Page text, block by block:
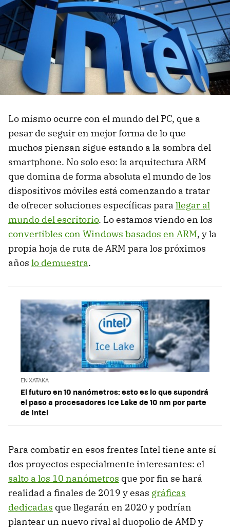
Lo mismo ocurre con el mundo del PC, que a
pesar de seguir en mejor forma de lo que
muchos piensan sigue estando a la sombra del
smartphone. No solo eso: la arquitectura ARM
que domina de forma absoluta el mundo de los
dispositivos móviles está comenzando a tratar
de ofrecer soluciones específicas para llegar al
mundo del escritorio. Lo estamos viendo en los
convertibles con Windows basados en ARM, y la
propia hoja de ruta de ARM para los próximos
años lo demuestra.
EN XATAKA
El futuro en 10 nanómetros: esto es lo que supondrá
el paso a procesadores Ice Lake de 10 nm por parte
de Intel
Para combatir en esos frentes Intel tiene ante sí
dos proyectos especialmente interesantes: el
salto a los 10 nanómetros que por fin se hará
realidad a finales de 2019 y esas gráficas
dedicadas que llegarán en 2020 y podrían
plantear un nuevo rival al duopolio de AMD y